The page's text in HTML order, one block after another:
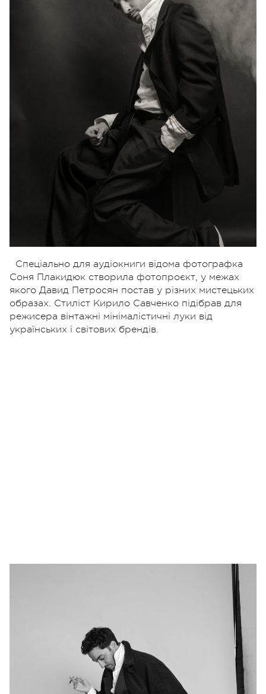
Спеціально для аудіокниги відома фотографка
Соня Плакидюк створила фотопроєкт, у межах
якого Давид Петросян постав у різних мистецьких
образах. Стиліст Кирило Савченко підібрав для
режисера вінтажні мінімалістичні луки від
українських і світових брендів.